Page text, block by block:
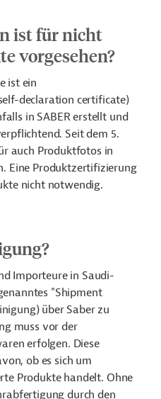
ist für nicht
vorgesehen?
ist ein
declaration certificate)
in SABER erstellt und
Seit dem 5.
auch Produktfotos in
Eine Produktzertifizierung
nicht notwendig.
Importeure in Saudi-
"Shipment
über Saber zu
muss vor der
erfolgen. Diese
ob es sich um
Produkte handelt. Ohne
durch den